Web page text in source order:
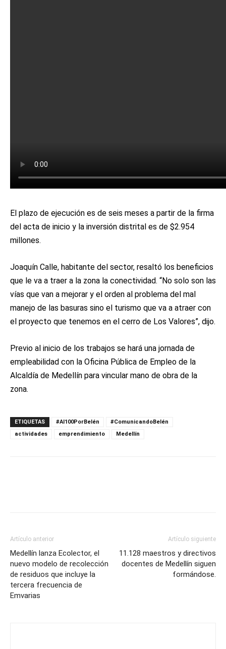
El plazo de ejecución es de seis meses a partir de la firma
del acta de inicio y la inversión distrital es de $2.954
millones.
Joaquín Calle, habitante del sector, resaltó los beneficios
que le va a traer a la zona la conectividad. “No solo son las
vías que van a mejorar y el orden al problema del mal
manejo de las basuras sino el turismo que va a atraer con
el proyecto que tenemos en el cerro de Los Valores”, dijo.
Previo al inicio de los trabajos se hará una jornada de
empleabilidad con la Oficina Pública de Empleo de la
Alcaldía de Medellín para vincular mano de obra de la
zona.
ETIQUETAS #Al100PorBelén
#ComunicandoBelén
actividades
emprendimiento Medellín
Artículo anterior
Medellín lanza Ecolector, el
nuevo modelo de recolección
de residuos que incluye la
tercera frecuencia de
Emvarias
Artículo siguiente
11.128 maestros y directivos
docentes de Medellín siguen
formándose.